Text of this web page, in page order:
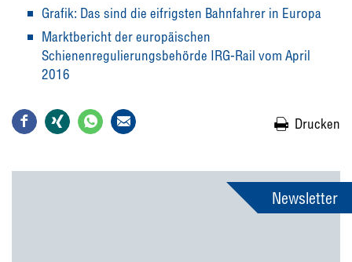
Grafik: Das sind die eifrigsten Bahnfahrer in Europa
Marktbericht der europäischen
Schienenregulierungsbehörde IRG-Rail vom April
2016
Drucken
Newsletter